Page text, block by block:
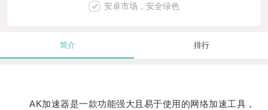
安卓市场，安全绿色
简介 排行
AK加速器是一款功能强大且易于使用的网络加速工具，